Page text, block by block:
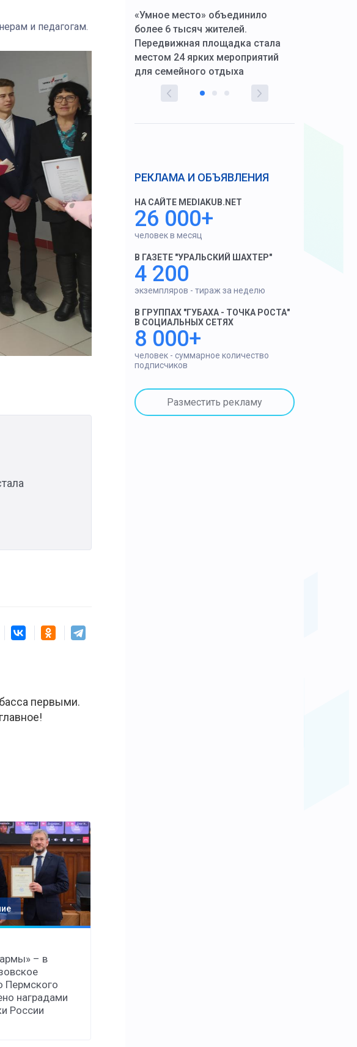
и педагогам.
первыми.
– в
Пермского
наградами
России
после возвращения со
«Умное место» объединило
более 6 тысяч жителей.
Передвижная площадка стала
местом 24 ярких мероприятий
для семейного отдыха
РЕКЛАМА И ОБЪЯВЛЕНИЯ
НА САЙТЕ MEDIAKUB.NET
26 000+
человек в месяц
В ГАЗЕТЕ "УРАЛЬСКИЙ ШАХТЕР"
4 200
экземпляров - тираж за неделю
В ГРУППАХ "ГУБАХА - ТОЧКА РОСТА"
В СОЦИАЛЬНЫХ СЕТЯХ
8 000+
человек - суммарное количество
подписчиков
Разместить рекламу